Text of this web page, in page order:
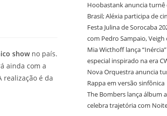
showno país.
ainda com a
realização é da
Hoobastank anuncia turnê
Brasil; Aléxia participa de
Festa Julina de Sorocaba
com Pedro Sampaio,
Mia Wicthoff lança
especial inspirado na era
Nova Orquestra anuncia
Rappa em versão sinfônica
The Bombers lança álbum
celebra trajetória com